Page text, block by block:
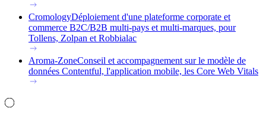
CromologyDéploiement d'une plateforme corporate et
commerce B2C/B2B multi-pays et multi-marques, pour
Tollens, Zolpan et Robbialac
Aroma-ZoneConseil et accompagnement sur le modèle de
données Contentful, l'application mobile, les Core Web Vitals